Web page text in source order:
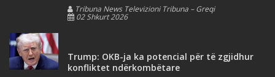
Tribuna News Televizioni Tribuna – Greqi
02 Shkurt 2026
Trump: OKB-ja ka potencial për të zgjidhur
konfliktet ndërkombëtare